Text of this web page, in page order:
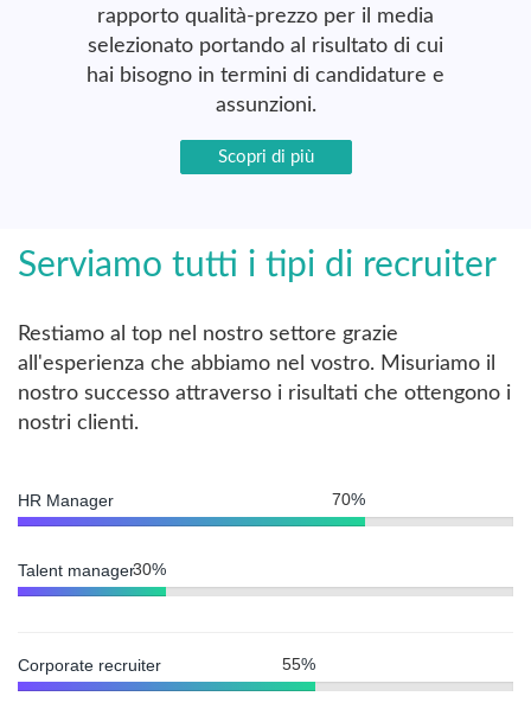
rapporto qualità-prezzo per il media
selezionato portando al risultato di cui
hai bisogno in termini di candidature e
assunzioni.
Scopri di più
Serviamo tutti i tipi di recruiter
Restiamo al top nel nostro settore grazie
all'esperienza che abbiamo nel vostro. Misuriamo il
nostro successo attraverso i risultati che ottengono i
nostri clienti.
HR Manager 70%
Talent manager30%
Corporate recruiter 55%